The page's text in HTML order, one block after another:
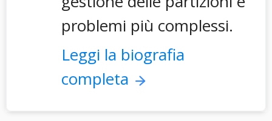
problemi più complessi.
Leggi la biografia
completa